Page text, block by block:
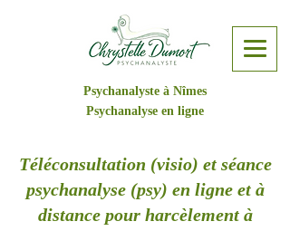
Psychanalyste à Nîmes
Psychanalyse en ligne
Téléconsultation (visio) et séance
psychanalyse (psy) en ligne et à
distance pour harcèlement à